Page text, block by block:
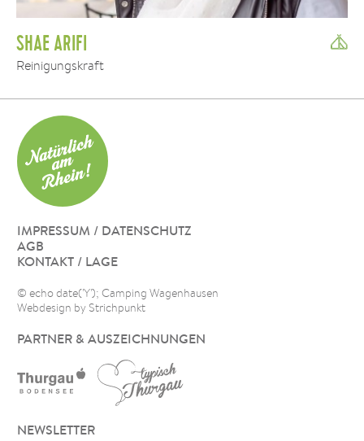
SHAE ARIFI
Reinigungskraft
IMPRESSUM / DATENSCHUTZ
AGB
KONTAKT / LAGE
© echo date('Y'); Camping Wagenhausen
Webdesign by Strichpunkt
PARTNER & AUSZEICHNUNGEN
NEWSLETTER